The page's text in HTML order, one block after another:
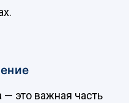
— это важная часть